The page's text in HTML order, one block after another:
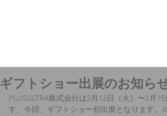
ギフトショー出展のお知ら
PLUSULTRA株式会社は2月12日（火）〜2月
す。今回、ギフトショー初出展となります。